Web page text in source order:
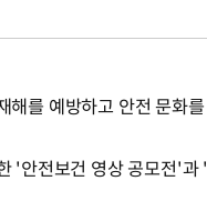
해를 예방하고 안전 문화
'안전보건 영상 공모전'과